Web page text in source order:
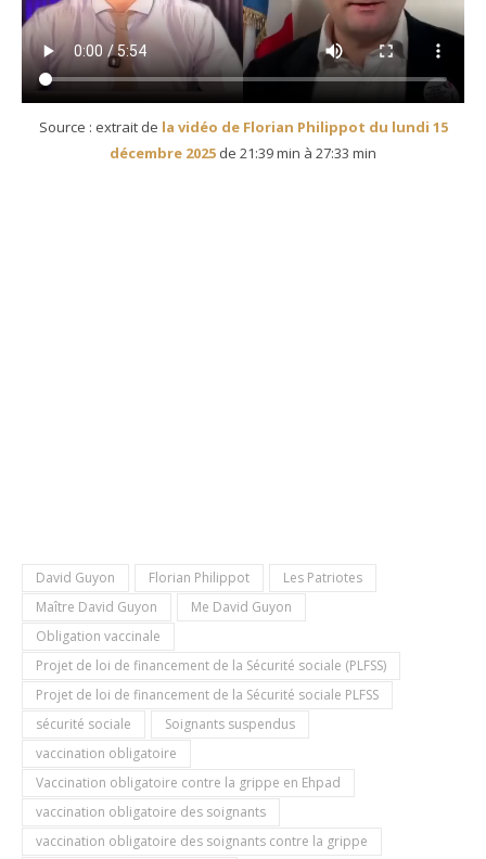
Source : extrait de la vidéo de Florian Philippot du lundi 15
décembre 2025 de 21:39 min à 27:33 min
David Guyon Florian Philippot
Les Patriotes
Maître David Guyon
Me David Guyon
Obligation vaccinale
Projet de loi de financement de la Sécurité sociale (PLFSS)
Projet de loi de financement de la Sécurité sociale PLFSS
sécurité sociale
Soignants suspendus
vaccination obligatoire
Vaccination obligatoire contre la grippe en Ehpad
vaccination obligatoire des soignants
vaccination obligatoire des soignants contre la grippe